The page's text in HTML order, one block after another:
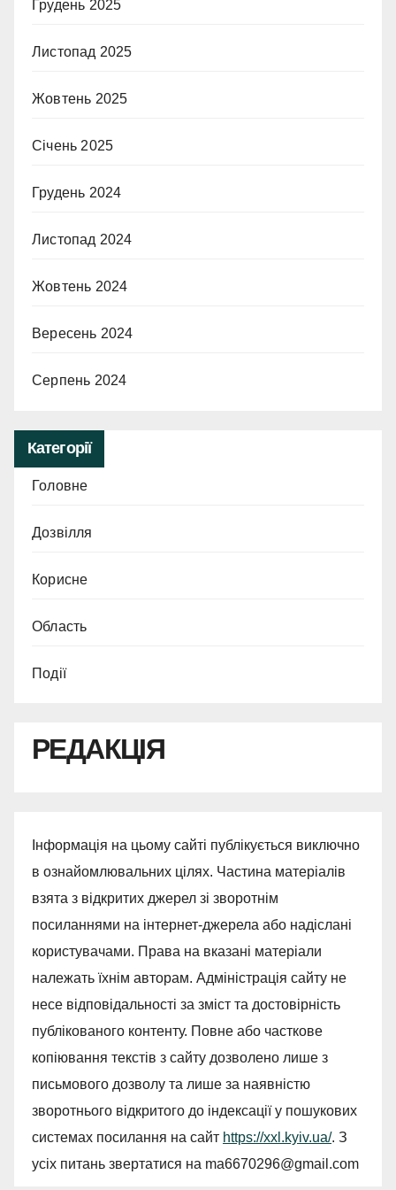
Грудень 2025
Листопад 2025
Жовтень 2025
Січень 2025
Грудень 2024
Листопад 2024
Жовтень 2024
Вересень 2024
Серпень 2024
Категорії
Головне
Дозвілля
Корисне
Область
Події
РЕДАКЦІЯ
Інформація на цьому сайті публікується виключно
в ознайомлювальних цілях. Частина матеріалів
взята з відкритих джерел зі зворотнім
посиланнями на інтернет-джерела або надіслані
користувачами. Права на вказані матеріали
належать їхнім авторам. Адміністрація сайту не
несе відповідальності за зміст та достовірність
публікованого контенту. Повне або часткове
копіювання текстів з сайту дозволено лише з
письмового дозволу та лише за наявністю
зворотнього відкритого до індексації у пошукових
системах посилання на сайт https://xxl.kyiv.ua/. З
усіх питань звертатися на ma6670296@gmail.com